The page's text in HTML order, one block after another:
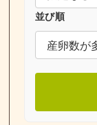
並び順